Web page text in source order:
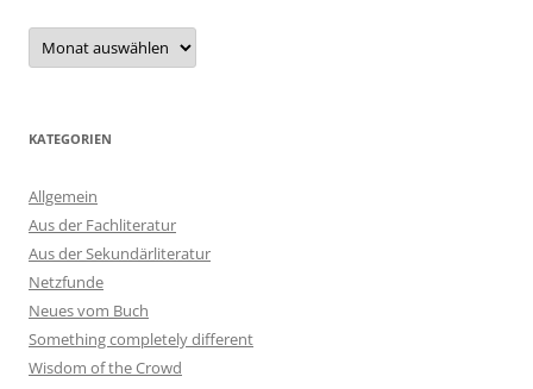
Archiv
KATEGORIEN
Allgemein
Aus der Fachliteratur
Aus der Sekundärliteratur
Netzfunde
Neues vom Buch
Something completely different
Wisdom of the Crowd